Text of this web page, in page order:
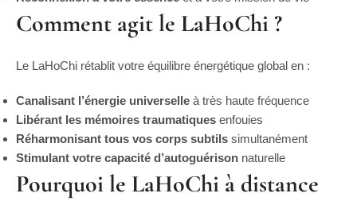
Comment agit le LaHoChi ?
Le LaHoChi rétablit votre équilibre énergétique global en :
Canalisant l’énergie universelle à très haute fréquence
Libérant les mémoires traumatiques enfouies
Réharmonisant tous vos corps subtils simultanément
Stimulant votre capacité d’autoguérison naturelle
Pourquoi le LaHoChi à distance